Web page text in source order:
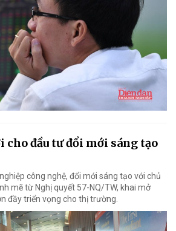
cho đầu tư đổi mới sáng tạo
công nghệ, đổi mới sáng tạo với chủ
mẽ từ Nghị quyết 57-NQ/TW, khai mở
đầy triển vọng cho thị trường.